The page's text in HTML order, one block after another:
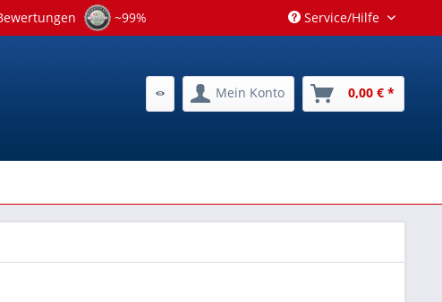
~99% Service/Hilfe
Mein Konto 0,00 € *